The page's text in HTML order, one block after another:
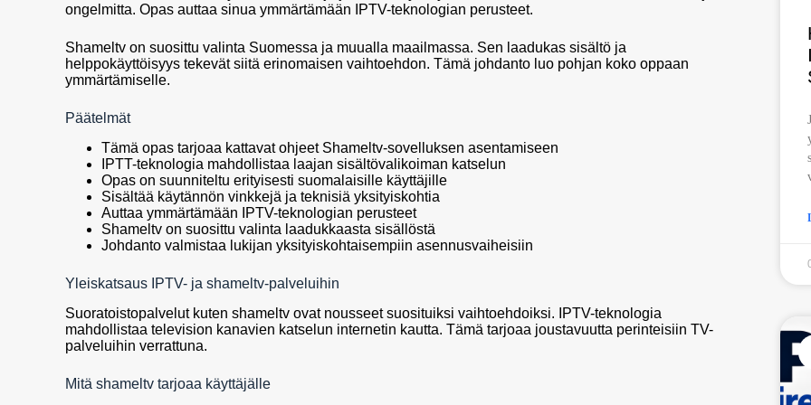
ongelmitta. Opas auttaa sinua ymmärtämään IPTV-teknologian perusteet.
Shameltv on suosittu valinta Suomessa ja muualla maailmassa. Sen laadukas sisältö ja
helppokäyttöisyys tekevät siitä erinomaisen vaihtoehdon. Tämä johdanto luo pohjan koko oppaan
ymmärtämiselle.
Päätelmät
Tämä opas tarjoaa kattavat ohjeet Shameltv-sovelluksen asentamiseen
IPTT-teknologia mahdollistaa laajan sisältövalikoiman katselun
Opas on suunniteltu erityisesti suomalaisille käyttäjille
Sisältää käytännön vinkkejä ja teknisiä yksityiskohtia
Auttaa ymmärtämään IPTV-teknologian perusteet
Shameltv on suosittu valinta laadukkaasta sisällöstä
Johdanto valmistaa lukijan yksityiskohtaisempiin asennusvaiheisiin
Yleiskatsaus IPTV- ja shameltv-palveluihin
Suoratoistopalvelut kuten shameltv ovat nousseet suosituiksi vaihtoehdoiksi. IPTV-teknologia
mahdollistaa television kanavien katselun internetin kautta. Tämä tarjoaa joustavuutta perinteisiin TV-
palveluihin verrattuna.
Mitä shameltv tarjoaa käyttäjälle